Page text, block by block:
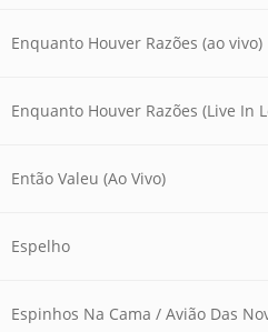
Enquanto Houver Razões (ao vivo)
Enquanto Houver Razões (Live In
Então Valeu (Ao Vivo)
Espelho